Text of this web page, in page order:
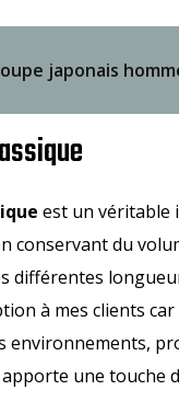
japonais
est un véritable
conservant du
différentes
à mes clients
environnements,
une touche